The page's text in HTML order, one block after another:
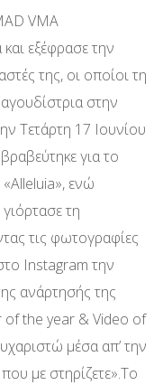
VMA
εξέφρασε την
της, οι οποίοι τη
στην
Τετάρτη 17 Ιουνίου
για το
«Alleluia», ενώ
τη
τις φωτογραφίες
Instagram την
ανάρτησής της
of the year & Video of
μέσα απ’ την
με στηρίζετε».Το